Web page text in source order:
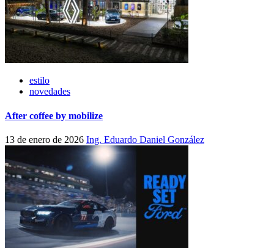
estilo
novedades
After coffee by mobilize
13 de enero de 2026 Ing. Eduardo Daniel González